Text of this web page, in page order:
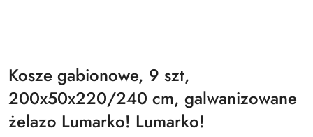
Kosze gabionowe, 9 szt,
200x50x220/240 cm, galwanizowane
żelazo Lumarko! Lumarko!